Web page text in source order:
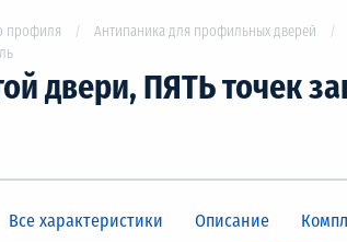
профиля
Антипаника для профильных дверей
двери, ПЯТЬ точек
Все характеристики Описание